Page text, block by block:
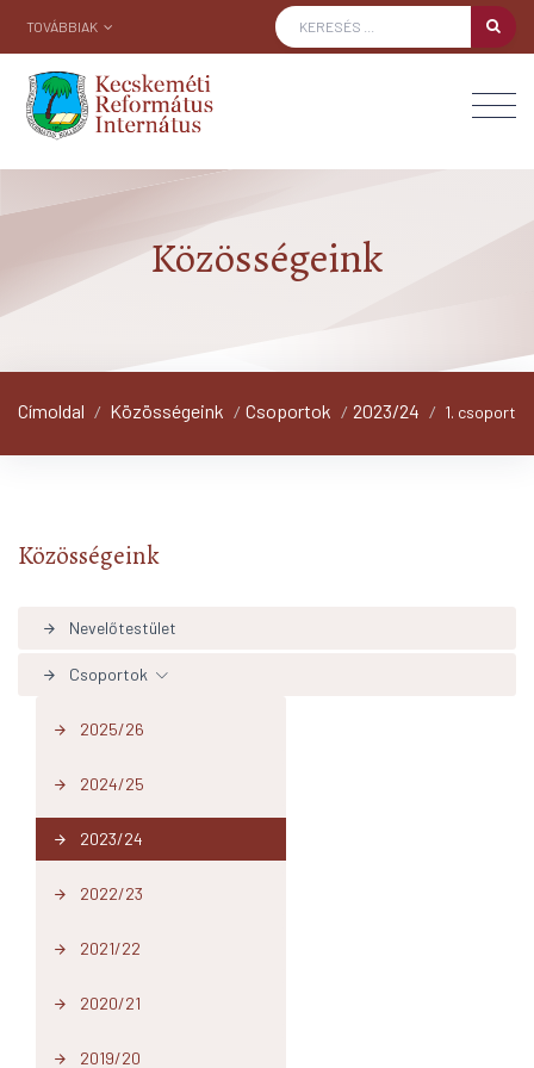
TOVÁBBIAK
Közösségeink
Címoldal / Közösségeink / Csoportok / 2023/24 / 1. csoport
Közösségeink
arrow_forward Nevelőtestület
arrow_forward Csoportok
arrow_forward 2025/26
arrow_forward 2024/25
arrow_forward 2023/24
arrow_forward 2022/23
arrow_forward 2021/22
arrow_forward 2020/21
arrow_forward 2019/20